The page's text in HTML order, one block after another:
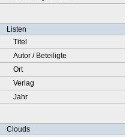
Listen
Titel
Autor / Beteiligte
Ort
Verlag
Jahr
Clouds